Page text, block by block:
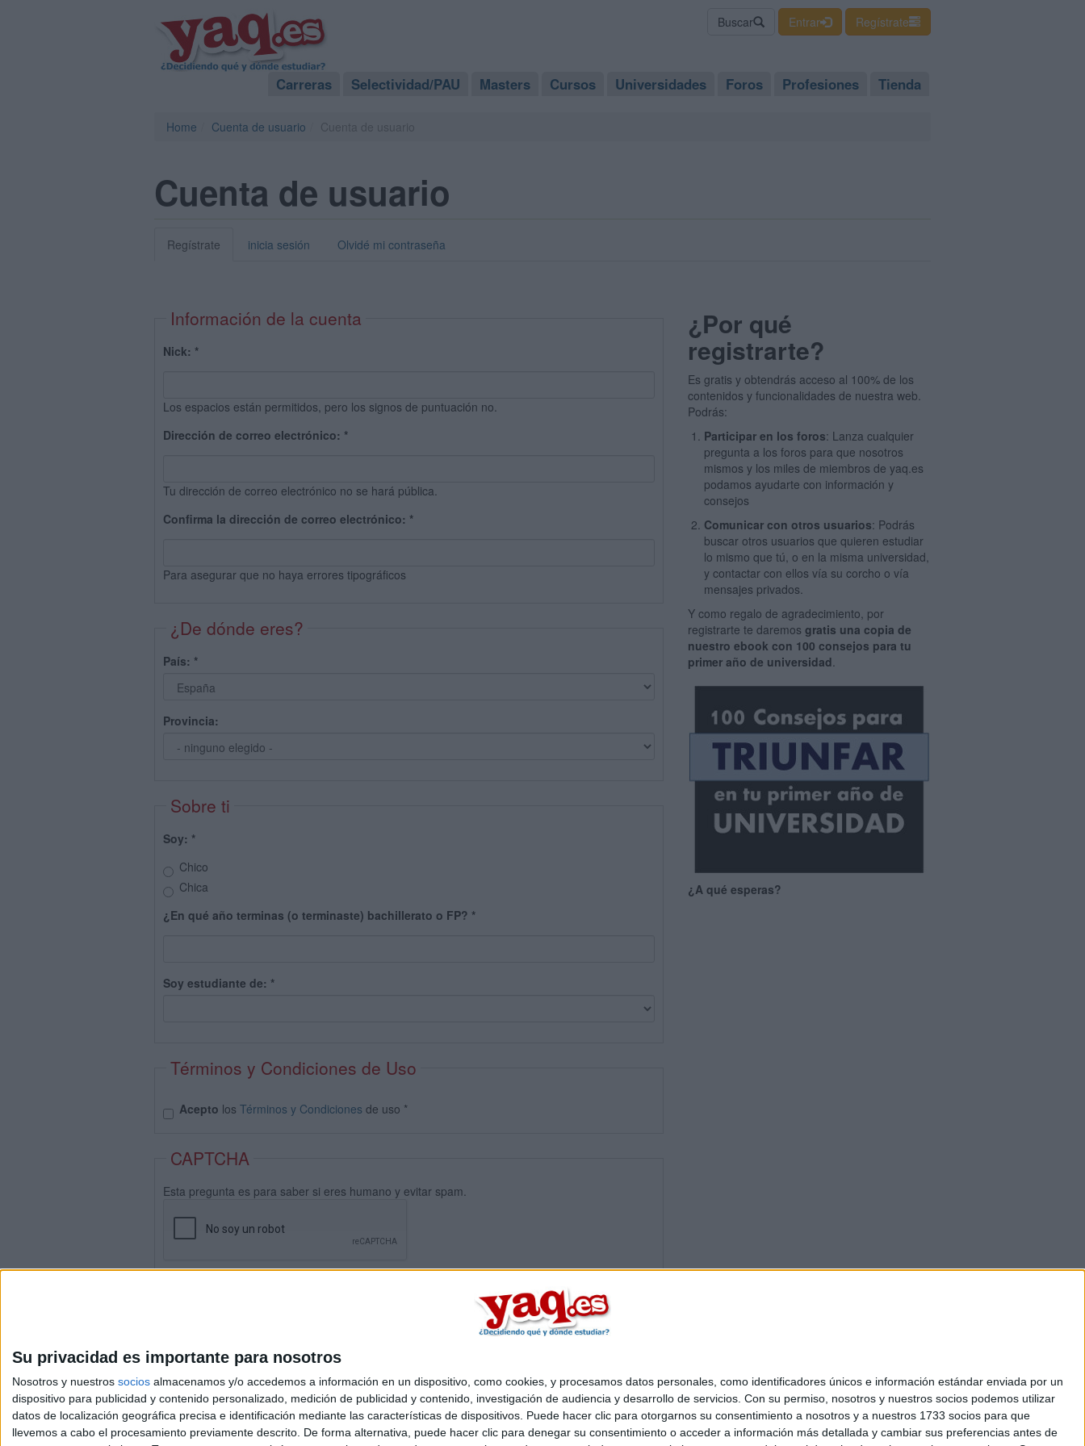
Su privacidad es importante para nosotros
Nosotros y nuestros socios almacenamos y/o accedemos a información en un dispositivo, como cookies, y procesamos datos personales, como identificadores únicos e información estándar enviada por un
dispositivo para publicidad y contenido personalizado, medición de publicidad y contenido, investigación de audiencia y desarrollo de servicios. Con su permiso, nosotros y nuestros socios podemos utilizar
datos de localización geográfica precisa e identificación mediante las características de dispositivos. Puede hacer clic para otorgarnos su consentimiento a nosotros y a nuestros 1733 socios para que
llevemos a cabo el procesamiento previamente descrito. De forma alternativa, puede hacer clic para denegar su consentimiento o acceder a información más detallada y cambiar sus preferencias antes de
Buscar Entrar Regístrate
Carreras Selectividad/PAU Masters Cursos Universidades Foros Profesiones Tienda
Home Cuenta de usuario
Cuenta de usuario
Regístrate inicia sesión Olvidé mi contraseña
Información de la cuenta
Nick: *
Los espacios están permitidos, pero los signos de puntuación no.
Dirección de correo electrónico: *
Tu dirección de correo electrónico no se hará pública.
Confirma la dirección de correo electrónico: *
Para asegurar que no haya errores tipográficos
¿De dónde eres?
País: *
Provincia:
Sobre ti
Soy: *
Chico
Chica
¿En qué año terminas (o terminaste) bachillerato o FP? *
Soy estudiante de: *
Términos y Condiciones de Uso
Acepto los Términos y Condiciones de uso *
CAPTCHA
Esta pregunta es para saber si eres humano y evitar spam.
¿Por qué
registrarte?
Es gratis y obtendrás acceso al 100% de los
contenidos y funcionalidades de nuestra web.
Podrás:
Participar en los foros: Lanza cualquier
pregunta a los foros para que nosotros
mismos y los miles de miembros de yaq.es
podamos ayudarte con información y
consejos
Comunicar con otros usuarios: Podrás
buscar otros usuarios que quieren estudiar
lo mismo que tú, o en la misma universidad,
y contactar con ellos vía su corcho o vía
mensajes privados.
Y como regalo de agradecimiento, por
registrarte te daremosgratis una copia de
nuestro ebook con 100 consejos para tu
primer año de universidad.
¿A qué esperas?
Quiénes somos |Contactar| Anúnciate
Aviso legal|Politica de privacidad|Condiciones generales|Política de cookies